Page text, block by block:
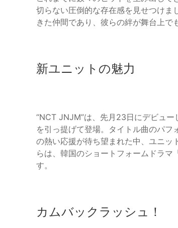
切らない圧倒的な存在感を見せつけま
きた仲間であり、彼らの絆が舞台上で
新ユニットの魅力
“NCT JNJM”は、先月23日にデビュー
を引っ提げて登場。タイトル曲のパ
の熱い応援が待ち望まれた中、ユニッ
らは、韓国のショートフォームドラマ
す。
カムバックラッシュ！